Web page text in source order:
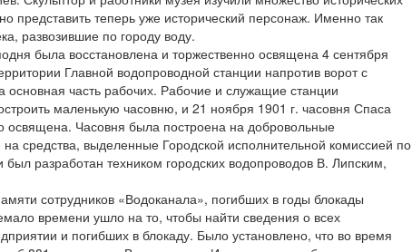
представить теперь уже исторический персонаж. Именно так
развозившие по городу воду.
была восстановлена и торжественно освящена 4 сентября
Главной водопроводной станции напротив ворот с
часть рабочих. Рабочие и служащие станции
маленькую часовню, и 21 ноября 1901 г. часовня Спаса
освящена. Часовня была построена на добровольные
средства, выделенные Городской исполнительной комиссией по
разработан техником городских водопроводов В. Липским,
сотрудников «Водоканала», погибших в годы блокады
времени ушло на то, чтобы найти сведения о всех
и погибших в блокаду. Было установлено, что во время